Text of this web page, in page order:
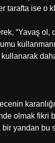
tarafta ise o
“Yavaş ol,
olmak fikri
yandan bu